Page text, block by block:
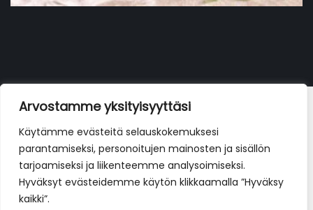
Arvostamme yksityisyyttäsi
Käytämme evästeitä selauskokemuksesi
parantamiseksi, personoitujen mainosten ja sisällön
tarjoamiseksi ja liikenteemme analysoimiseksi.
Hyväksyt evästeidemme käytön klikkaamalla ”Hyväksy
kaikki”.
12,00€